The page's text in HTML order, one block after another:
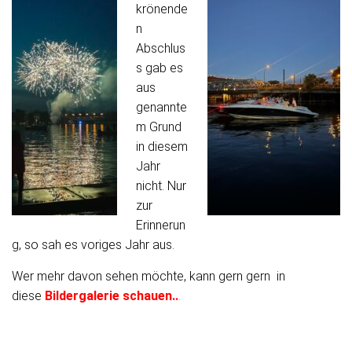
krönende
n
Abschlus
s gab es
aus
genannte
m Grund
in diesem
Jahr
nicht. Nur
zur
Erinnerun
g, so sah es voriges Jahr aus.
Wer mehr davon sehen möchte, kann gern gern in
diese Bildergalerie schauen...